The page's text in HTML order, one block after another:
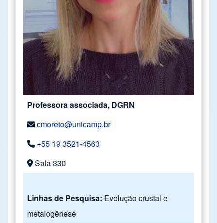
Professora associada, DGRN
cmoreto@unicamp.br
+55 19 3521-4563
Sala 330
Linhas de Pesquisa: Evolução crustal e
metalogênese